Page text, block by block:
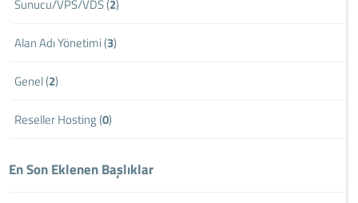
Sunucu/VPS/VDS (2)
Alan Adı Yönetimi (3)
Genel (2)
Reseller Hosting (0)
En Son Eklenen Başlıklar